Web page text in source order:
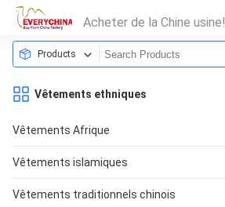
Acheter de la Chine usine!
Products
Vêtements ethniques
Vêtements Afrique
Vêtements islamiques
Vêtements traditionnels chinois